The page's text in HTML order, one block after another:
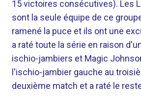
15 victoires consécutives). Les
sont la seule équipe de ce
ramené la puce et ils ont une
a raté toute la série en raison
ischio-jambiers et Magic
l'ischio-jambier gauche au
deuxième match et a raté le